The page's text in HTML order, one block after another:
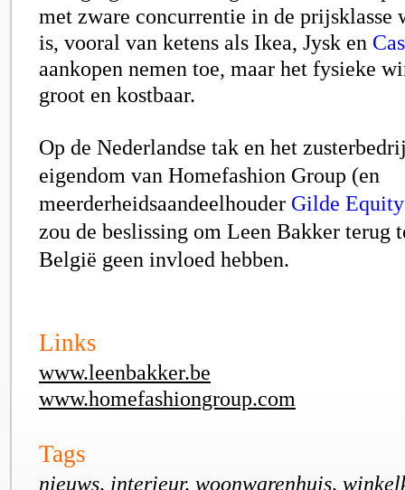
met zware concurrentie in de prijsklasse
is, vooral van ketens als Ikea, Jysk en
aankopen nemen toe, maar het fysieke
groot en kostbaar.
Op de Nederlandse tak en het
eigendom van Homefashion Group (en
meerderheidsaandeelhouder Gilde
zou de beslissing om Leen Bakker terug
België geen invloed hebben.
Links
www.leenbakker.be
www.homefashiongroup.com
Tags
nieuws, interieur, woonwarenhuis,